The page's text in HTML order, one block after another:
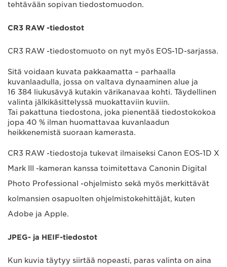
tehtävään sopivan tiedostomuodon.
CR3 RAW -tiedostot
CR3 RAW -tiedostomuoto on nyt myös EOS-1D-sarjassa.
Sitä voidaan kuvata pakkaamatta – parhaalla
kuvanlaadulla, jossa on valtava dynaaminen alue ja
16 384 liukusävyä kutakin värikanavaa kohti. Täydellinen
valinta jälkikäsittelyssä muokattaviin kuviin.
Tai pakattuna tiedostona, joka pienentää tiedostokokoa
jopa 40 % ilman huomattavaa kuvanlaadun
heikkenemistä suoraan kamerasta.
CR3 RAW -tiedostoja tukevat ilmaiseksi Canon EOS-1D X
Mark III -kameran kanssa toimitettava Canonin Digital
Photo Professional -ohjelmisto sekä myös merkittävät
kolmansien osapuolten ohjelmistokehittäjät, kuten
Adobe ja Apple.
JPEG- ja HEIF-tiedostot
Kun kuvia täytyy siirtää nopeasti, paras valinta on aina